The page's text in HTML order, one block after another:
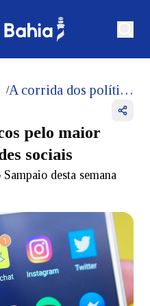
/ A corrida dos políticos pelo maior engajamento nas redes sociais
pelo maior
sociais
desta semana